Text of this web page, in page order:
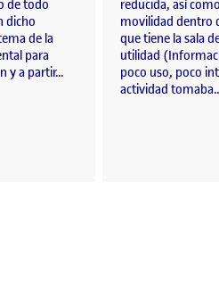
de todo
dicho
de la
para
y a partir…
reducida, así
movilidad dentro
que tiene la sala
utilidad
poco uso, poco
actividad